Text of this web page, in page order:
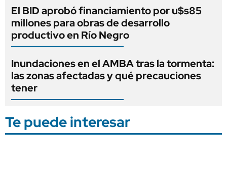
El BID aprobó financiamiento por u$s85
millones para obras de desarrollo
productivo en Río Negro
Inundaciones en el AMBA tras la tormenta:
las zonas afectadas y qué precauciones
tener
Te puede interesar